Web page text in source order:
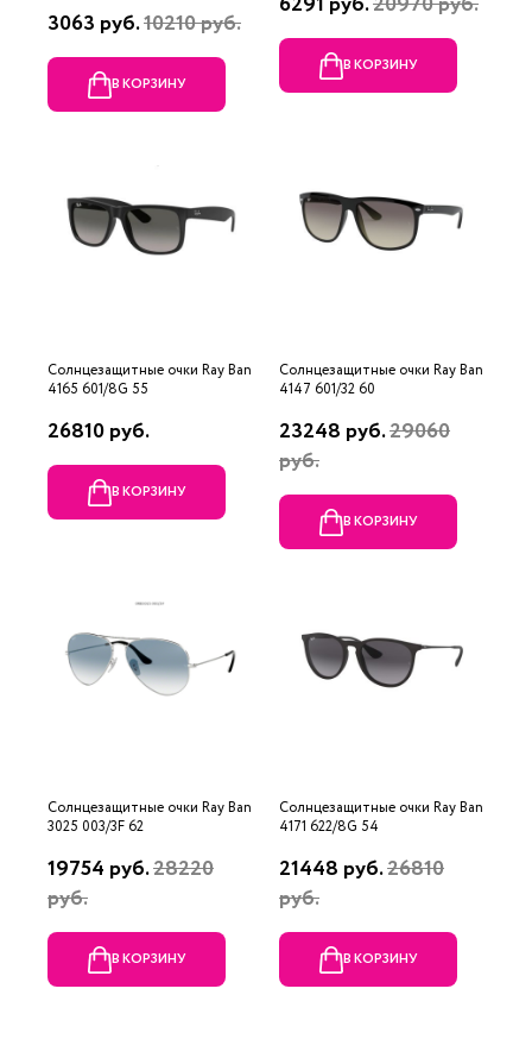
3063 руб.10210 руб.
В КОРЗИНУ
В КОРЗИНУ
Солнцезащитные очки Ray Ban
4165 601/8G 55
26810 руб.
В КОРЗИНУ
Солнцезащитные очки Ray Ban
4147 601/32 60
23248 руб.29060
руб.
В КОРЗИНУ
Солнцезащитные очки Ray Ban
3025 003/3F 62
19754 руб.28220
руб.
В КОРЗИНУ
Солнцезащитные очки Ray Ban
4171 622/8G 54
21448 руб.26810
руб.
В КОРЗИНУ